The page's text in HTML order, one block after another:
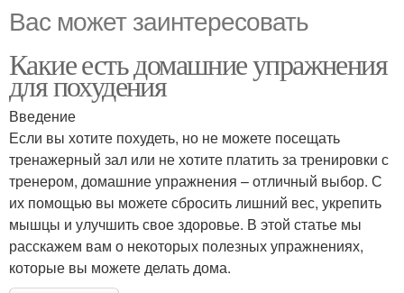
Вас может заинтересовать
Какие есть домашние упражнения
для похудения
Введение
Если вы хотите похудеть, но не можете посещать
тренажерный зал или не хотите платить за тренировки с
тренером, домашние упражнения – отличный выбор. С
их помощью вы можете сбросить лишний вес, укрепить
мышцы и улучшить свое здоровье. В этой статье мы
расскажем вам о некоторых полезных упражнениях,
которые вы можете делать дома.